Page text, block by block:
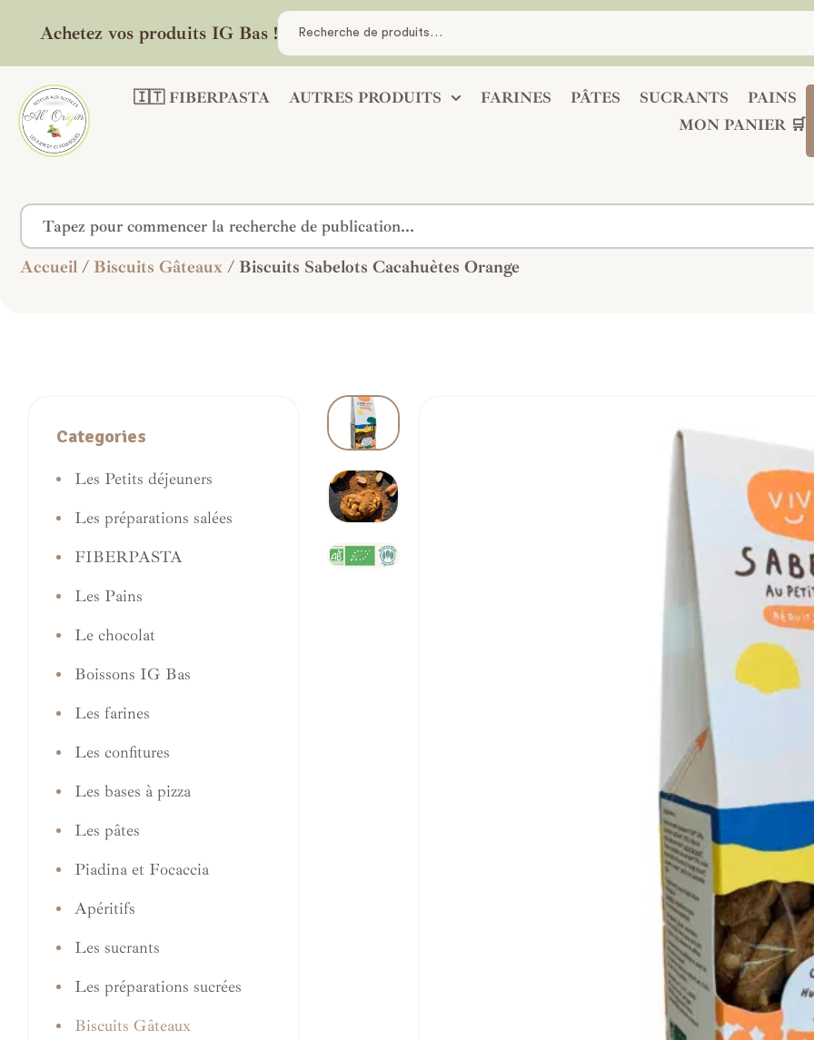
Achetez vos produits IG Bas !
🇮🇹 FIBERPASTA AUTRES PRODUITS FARINES PÂTES SUCRANTS
PAINS
MON PANIER 🛒
Accueil / Biscuits Gâteaux / Biscuits Sabelots Cacahuètes Orange
Categories
Les Petits déjeuners
Les préparations salées
FIBERPASTA
Les Pains
Le chocolat
Boissons IG Bas
Les farines
Les confitures
Les bases à pizza
Les pâtes
Piadina et Focaccia
Apéritifs
Les sucrants
Les préparations sucrées
Biscuits Gâteaux